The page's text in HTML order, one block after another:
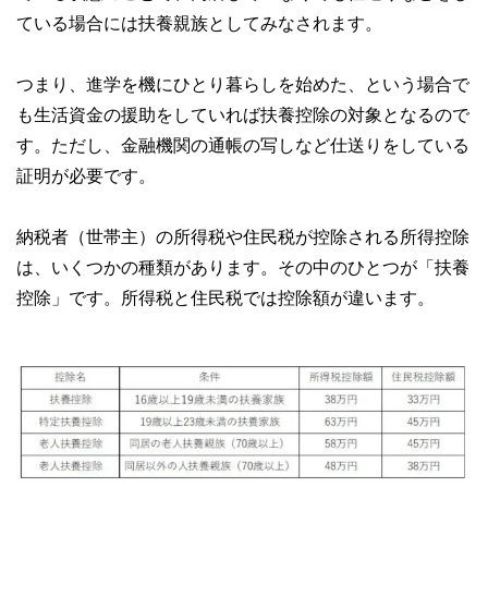
ている場合には扶養親族としてみなされます。
つまり、進学を機にひとり暮らしを始めた、という場合で
も生活資金の援助をしていれば扶養控除の対象となるので
す。ただし、金融機関の通帳の写しなど仕送りをしている
証明が必要です。
納税者（世帯主）の所得税や住民税が控除される所得控除
は、いくつかの種類があります。その中のひとつが「扶養
控除」です。所得税と住民税では控除額が違います。